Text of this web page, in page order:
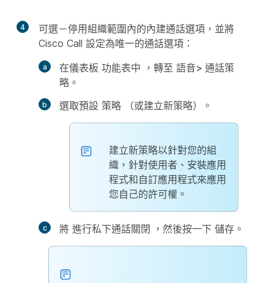
4
可選－停用組織範圍內的內建通話選項，並將
Cisco Call 設定為唯一的通話選項：
在儀表板 功能表中 ，轉至 語音> 通話策
略。
選取預設 策略 （或建立新策略）。
建立新策略以針對您的組
織，針對使用者、安裝應用
程式和自訂應用程式來應用
您自己的許可權。
將 進行私下通話關閉 ， 然後按一下 儲存 。